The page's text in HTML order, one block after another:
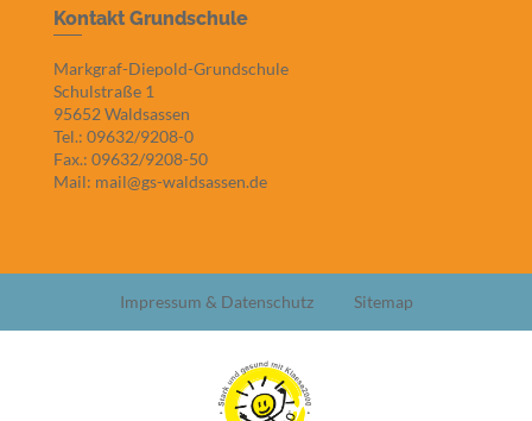
Kontakt Grundschule
Markgraf-Diepold-Grundschule
Schulstraße 1
95652 Waldsassen
Tel.: 09632/9208-0
Fax.: 09632/9208-50
Mail: mail@gs-waldsassen.de
Impressum & Datenschutz Sitemap